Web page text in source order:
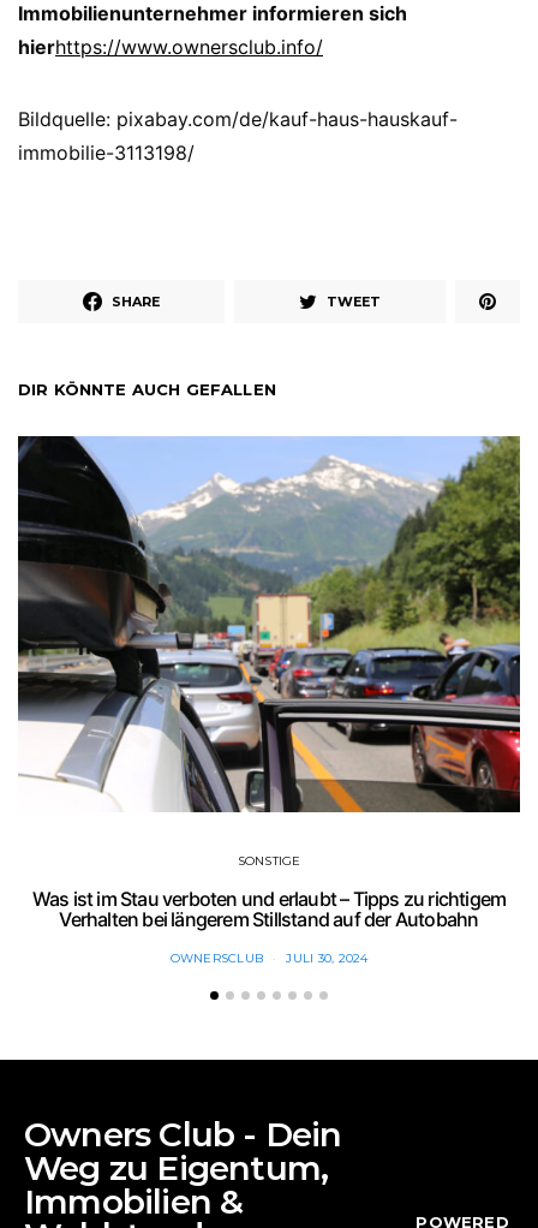
Immobilienunternehmer informieren sich
hierhttps://www.ownersclub.info/
Bildquelle: pixabay.com/de/kauf-haus-hauskauf-
immobilie-3113198/
SHARE TWEET
DIR KÖNNTE AUCH GEFALLEN
SONSTIGE
Was ist im Stau verboten und erlaubt – Tipps zu richtigem
Verhalten bei längerem Stillstand auf der Autobahn
OWNERSCLUB JULI 30, 2024
Owners Club - Dein
Weg zu Eigentum,
Immobilien &
POWERED